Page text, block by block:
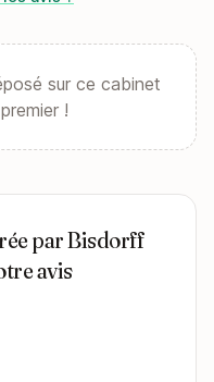
sur ce cabinet
!
par Bisdorff
avis